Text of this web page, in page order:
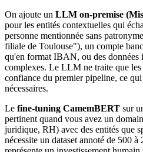
On ajoute un LLM on-premise
pour les entités contextuelles qui
personne mentionnée sans
filiale de Toulouse"), un compte
qu'en format IBAN, ou des données
complexes. Le LLM ne traite que les
confiance du premier pipeline, ce
nécessaires.
Le fine-tuning CamemBERT sur
pertinent quand vous avez un
juridique, RH) avec des entités que
nécessite un dataset annoté de 500